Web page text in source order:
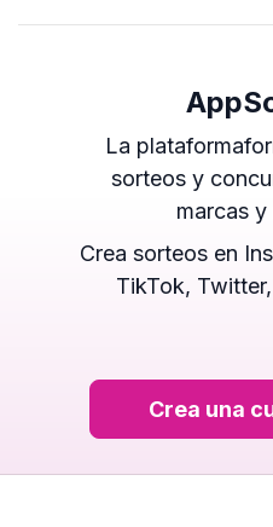
La
sorteos y
marcas
Crea sorteos en
TikTok,
Crea una